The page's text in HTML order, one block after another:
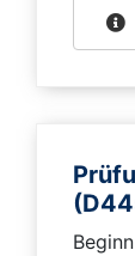
Beginn